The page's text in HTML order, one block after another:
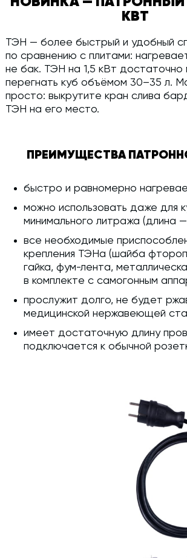
КВТ
ТЭН — более быстрый и удобный
по сравнению с плитами:
не бак. ТЭН на 1,5 кВт
перегнать куб объёмом 30–35 л.
просто: выкрутите кран слива
ТЭН на его место.
ПРЕИМУЩЕСТВА
быстро и равномерно
можно использовать даже для
минимального литража (длина
все необходимые
крепления ТЭНа (шайба
гайка, фум-лента,
в комплекте с самогонным
прослужит долго, не будет
медицинской нержавеющей
имеет достаточную длину
подключается к обычной